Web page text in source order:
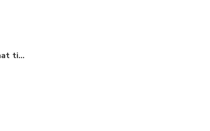
Unitate interna aer conditionat tip split de perete Gree GWH12AAB-K6DNA5A 12000 BTU